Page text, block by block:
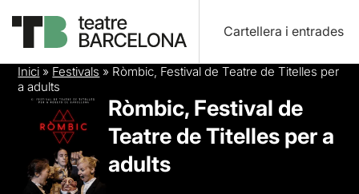
Cartellera i entrades
Inici » Festivals » Ròmbic, Festival de Teatre de Titelles per
a adults
Ròmbic, Festival de
Teatre de Titelles per a
adults